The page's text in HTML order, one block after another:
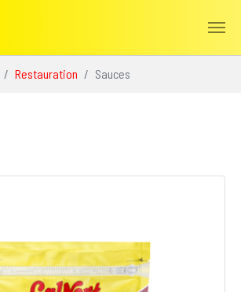
Restauration Sauces